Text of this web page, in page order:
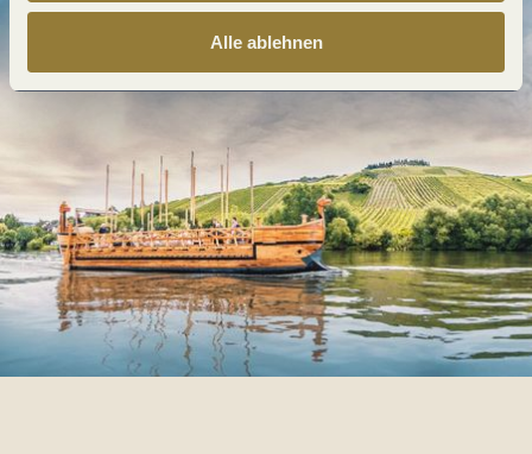
Alle ablehnen